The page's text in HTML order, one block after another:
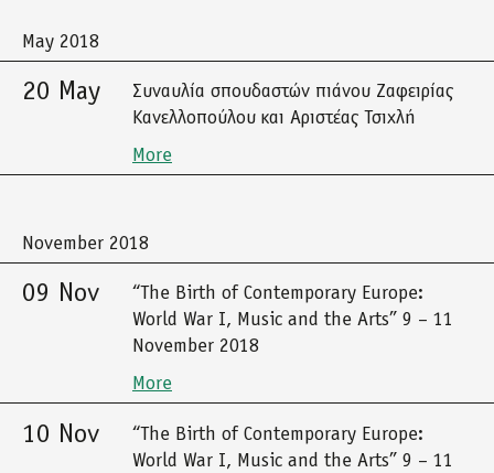
May 2018
20 May
Συναυλία σπουδαστών πιάνου Ζαφειρίας
Κανελλοπούλου και Αριστέας Τσιχλή
More
November 2018
09 Nov
“The Birth of Contemporary Europe:
World War I, Music and the Arts” 9 – 11
November 2018
More
10 Nov
“The Birth of Contemporary Europe:
World War I, Music and the Arts” 9 – 11